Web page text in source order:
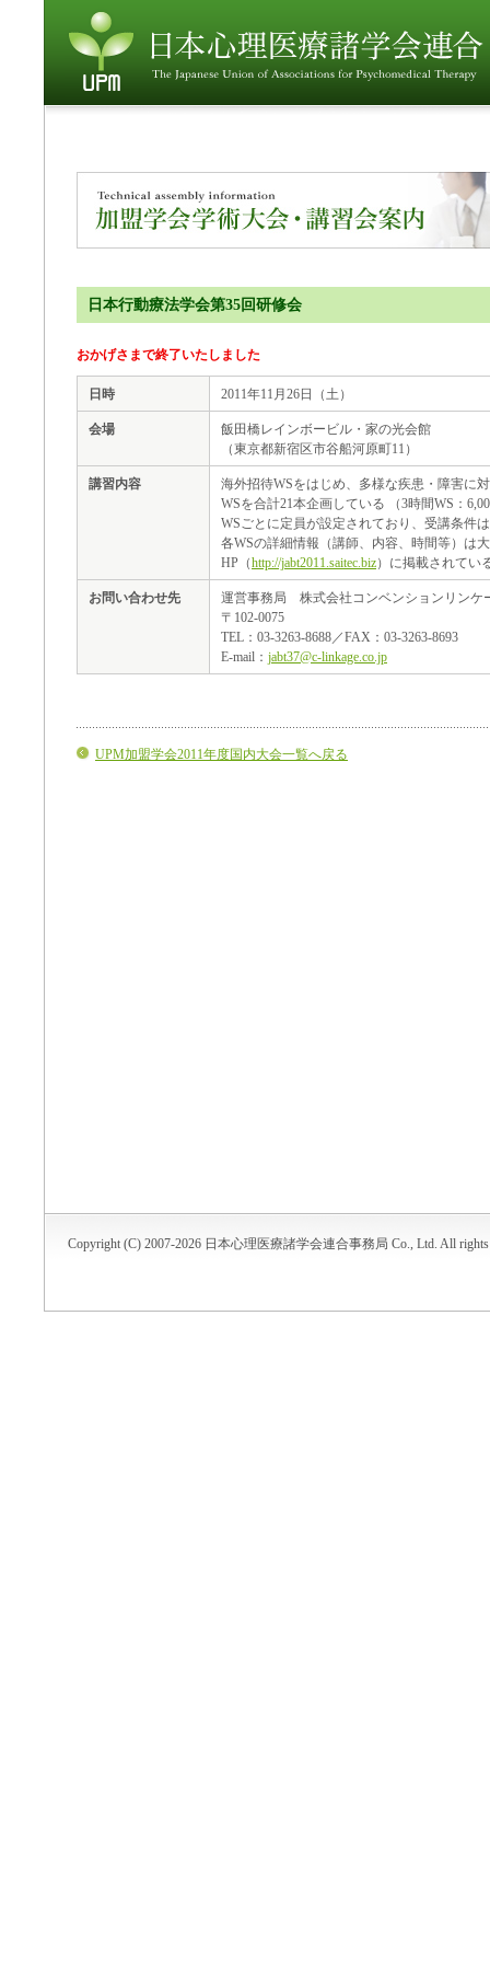
日本行動療法学会第35回研修会
おかげさまで終了いたしました
日時 2011年11月26日（土）
会場
飯田橋レインボービル・家の光会館
（東京都新宿区市谷船河原町11）
講習内容
海外招待WSをはじめ、多様な疾患・障害に
WSを合計21本企画している （3時間WS：
WSごとに定員が設定されており、受講条件
各WSの詳細情報（講師、内容、時間等）は
HP（http://jabt2011.saitec.biz）に掲載されてい
お問い合わせ先
運営事務局 株式会社コンベンションリンケ
〒102-0075
TEL：03-3263-8688／FAX：03-3263-8693
E-mail： jabt37@c-linkage.co.jp
UPM加盟学会2011年度国内大会一覧へ戻る
Copyright (C) 2007-2026 日本心理医療諸学会連合事務局 Co., Ltd. All rights